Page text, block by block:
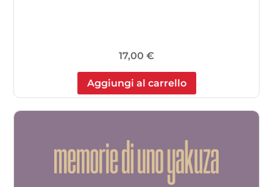
17,00 €
Aggiungi al carrello